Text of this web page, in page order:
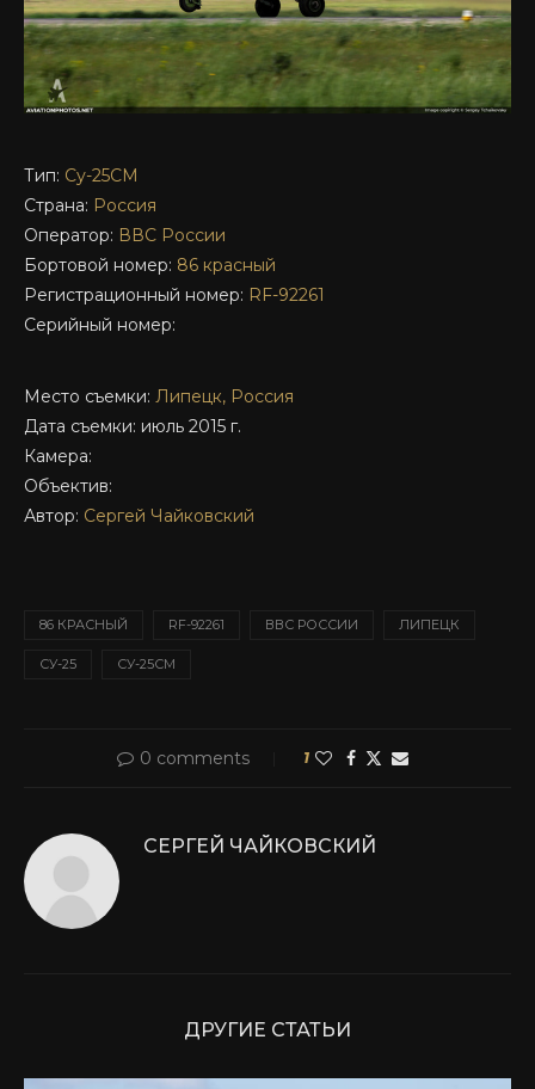
Тип: Су-25СМ
Страна: Россия
Оператор: ВВС России
Бортовой номер: 86 красный
Регистрационный номер: RF-92261
Серийный номер:
Место съемки: Липецк, Россия
Дата съемки: июль 2015 г.
Камера:
Объектив:
Автор: Сергей Чайковский
86 КРАСНЫЙ RF-92261 ВВС РОССИИ ЛИПЕЦК
СУ-25 СУ-25СМ
0 comments 1
СЕРГЕЙ ЧАЙКОВСКИЙ
ДРУГИЕ СТАТЬИ